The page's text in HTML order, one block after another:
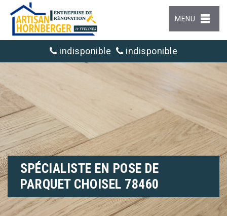
MENU
indisponible indisponible
SPÉCIALISTE EN POSE DE
PARQUET CHOISEL 78460